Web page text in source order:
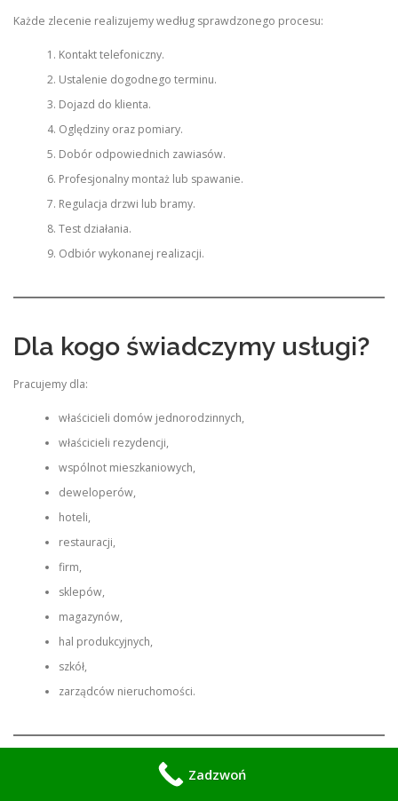
Każde zlecenie realizujemy według sprawdzonego procesu:
Kontakt telefoniczny.
Ustalenie dogodnego terminu.
Dojazd do klienta.
Oględziny oraz pomiary.
Dobór odpowiednich zawiasów.
Profesjonalny montaż lub spawanie.
Regulacja drzwi lub bramy.
Test działania.
Odbiór wykonanej realizacji.
Dla kogo świadczymy usługi?
Pracujemy dla:
właścicieli domów jednorodzinnych,
właścicieli rezydencji,
wspólnot mieszkaniowych,
deweloperów,
hoteli,
restauracji,
firm,
sklepów,
magazynów,
hal produkcyjnych,
szkół,
zarządców nieruchomości.
Dlaczego profesjonalny
Zadzwoń